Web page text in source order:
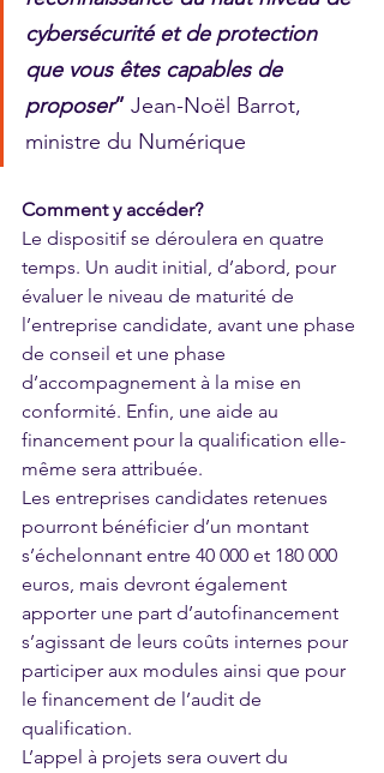
cybersécurité et de protection
que vous êtes capables de
proposer” Jean-Noël Barrot,
ministre du Numérique
Comment y accéder?
Le dispositif se déroulera en quatre
temps. Un audit initial, d’abord, pour
évaluer le niveau de maturité de
l’entreprise candidate, avant une phase
de conseil et une phase
d’accompagnement à la mise en
conformité. Enfin, une aide au
financement pour la qualification elle-
même sera attribuée.
Les entreprises candidates retenues
pourront bénéficier d’un montant
s’échelonnant entre 40 000 et 180 000
euros, mais devront également
apporter une part d’autofinancement
s’agissant de leurs coûts internes pour
participer aux modules ainsi que pour
le financement de l’audit de
qualification.
L’appel à projets sera ouvert du